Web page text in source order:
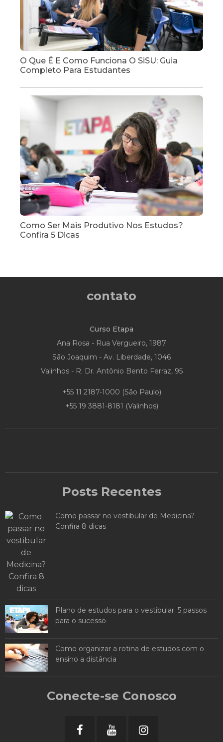
O Que É E Como Funciona O SiSU: Guia
Completo Para Estudantes
Como Ser Mais Produtivo Nos Estudos?
Confira 5 Dicas
contato
Curso Etapa
Ana Rosa - Rua Vergueiro, 1987
São Joaquim - Av. Liberdade, 1046
Valinhos - R. Dr. Antônio Bento Ferraz, 95
+55 11 2187-1000 (São Paulo)
+55 19 3881-8181 (Valinhos)
Posts Recentes
Como passar no vestibular de Medicina?
Confira 8 dicas
Plano de estudos para o vestibular: 5 passos
para o sucesso
Como organizar a rotina de estudos com o
ensino a distância
Conecte-se Conosco